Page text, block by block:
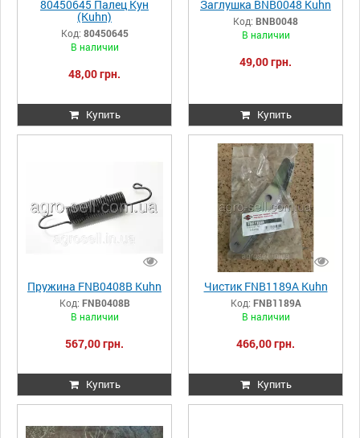
80450645 Палец Кун
(Kuhn)
Код: 80450645
В наличии
48,00 грн.
Купить
Заглушка BNB0048 Kuhn
Код: BNB0048
В наличии
49,00 грн.
Купить
Пружина FNB0408B Kuhn
Код: FNB0408B
В наличии
567,00 грн.
Купить
Чистик FNB1189А Kuhn
Код: FNB1189А
В наличии
466,00 грн.
Купить